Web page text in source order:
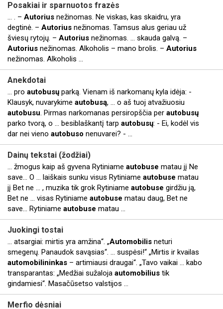
Posakiai ir sparnuotos frazės
... . – Autorius nežinomas. Ne viskas, kas skaidru, yra
degtinė. – Autorius nežinomas. Tamsus alus geriau už
šviesų rytojų. – Autorius nežinomas. ... skauda galvą. –
Autorius nežinomas. Alkoholis – mano brolis. – Autorius
nežinomas. Alkoholis ...
Anekdotai
... pro autobusų parką. Vienam iš narkomanų kyla idėja: -
Klausyk, nuvarykime autobusą, ... o aš tuoj atvažiuosiu
autobusu. Pirmas narkomanas persiropščia per autobusų
parko tvorą, o ... besiblaškantį tarp autobusų: - Ei, kodėl vis
dar nei vieno autobuso nenuvarei? - ...
Dainų tekstai (žodžiai)
... žmogus kaip aš gyvena Rytiniame autobuse matau jį Ne
save… O ... laiškais sunku visus Rytiniame autobuse matau
jį Bet ne ... , muzika tik grok Rytiniame autobuse girdžiu ją,
Bet ne ... visas Rytiniame autobuse matau daug, Bet ne
save… Rytiniame autobuse matau ...
Juokingi tostai
... atsargiai: mirtis yra amžina“. „Automobilis neturi
smegenų. Panaudok savąsias“. ... suspėsi!“ „Mirtis ir kvailas
automobilininkas – artimiausi draugai“. „Tavo vaikai ... kabo
transparantas: „Medžiai sužaloja automobilius tik
gindamiesi“. Masačūsetso valstijos ...
Merfio dėsniai